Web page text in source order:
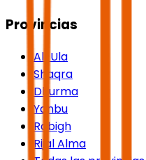
Provincias
Al-Ula
Shaqra
Dhurma
Yanbu
Rabigh
Rijal Alma